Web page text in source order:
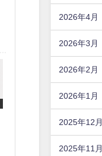
2026年4月
2026年3月
2026年2月
2026年1月
2025年12月
2025年11月